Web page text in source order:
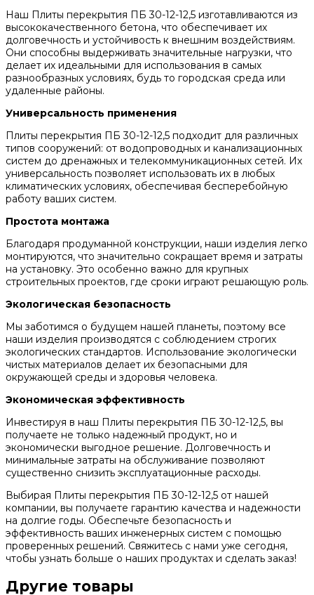
Наш Плиты перекрытия ПБ 30-12-12,5 изготавливаются из
высококачественного бетона, что обеспечивает их
долговечность и устойчивость к внешним воздействиям.
Они способны выдерживать значительные нагрузки, что
делает их идеальными для использования в самых
разнообразных условиях, будь то городская среда или
удаленные районы.
Универсальность применения
Плиты перекрытия ПБ 30-12-12,5 подходит для различных
типов сооружений: от водопроводных и канализационных
систем до дренажных и телекоммуникационных сетей. Их
универсальность позволяет использовать их в любых
климатических условиях, обеспечивая бесперебойную
работу ваших систем.
Простота монтажа
Благодаря продуманной конструкции, наши изделия легко
монтируются, что значительно сокращает время и затраты
на установку. Это особенно важно для крупных
строительных проектов, где сроки играют решающую роль.
Экологическая безопасность
Мы заботимся о будущем нашей планеты, поэтому все
наши изделия производятся с соблюдением строгих
экологических стандартов. Использование экологически
чистых материалов делает их безопасными для
окружающей среды и здоровья человека.
Экономическая эффективность
Инвестируя в наш Плиты перекрытия ПБ 30-12-12,5, вы
получаете не только надежный продукт, но и
экономически выгодное решение. Долговечность и
минимальные затраты на обслуживание позволяют
существенно снизить эксплуатационные расходы.
Выбирая Плиты перекрытия ПБ 30-12-12,5 от нашей
компании, вы получаете гарантию качества и надежности
на долгие годы. Обеспечьте безопасность и
эффективность ваших инженерных систем с помощью
проверенных решений. Свяжитесь с нами уже сегодня,
чтобы узнать больше о наших продуктах и сделать заказ!
Другие товары